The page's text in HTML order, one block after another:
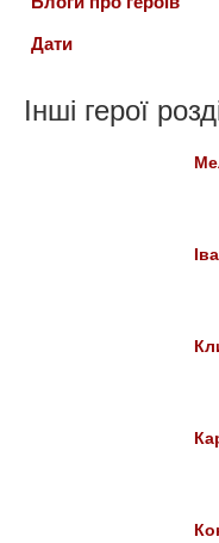
Дати
Інші герої